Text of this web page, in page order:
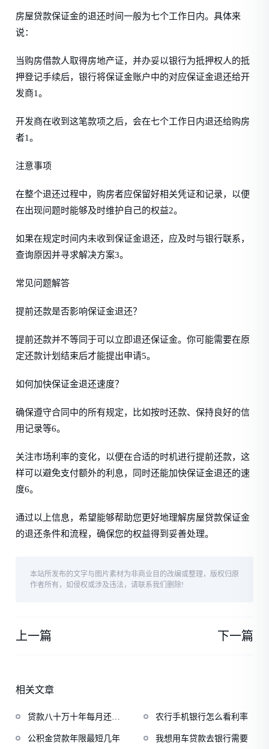
房屋贷款保证金的退还时间一般为七个工作日内。具体来
说：
当购房借款人取得房地产证，并办妥以银行为抵押权人的抵
押登记手续后，银行将保证金账户中的对应保证金退还给开
发商1。
开发商在收到这笔款项之后，会在七个工作日内退还给购房
者1。
注意事项
在整个退还过程中，购房者应保留好相关凭证和记录，以便
在出现问题时能够及时维护自己的权益2。
如果在规定时间内未收到保证金退还，应及时与银行联系，
查询原因并寻求解决方案3。
常见问题解答
提前还款是否影响保证金退还？
提前还款并不等同于可以立即退还保证金。你可能需要在原
定还款计划结束后才能提出申请5。
如何加快保证金退还速度？
确保遵守合同中的所有规定，比如按时还款、保持良好的信
用记录等6。
关注市场利率的变化，以便在合适的时机进行提前还款，这
样可以避免支付额外的利息，同时还能加快保证金退还的速
度6。
通过以上信息，希望能够帮助您更好地理解房屋贷款保证金
的退还条件和流程，确保您的权益得到妥善处理。
本站所发布的文字与图片素材为非商业目的改编或整理，版权归原
作者所有，如侵权或涉及违法，请联系我们删除!
上一篇 下一篇
相关文章
贷款八十万十年每月还多
农行手机银行怎么看利率
公积金贷款年限最短几年 我想用车贷款去银行需要